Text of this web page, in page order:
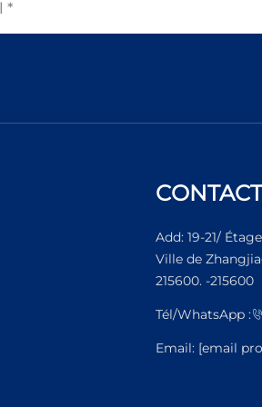
Add: 19-21/
Ville de
215600. -215600
Tél/WhatsApp :
Email: [email